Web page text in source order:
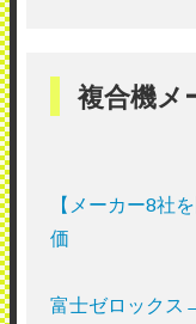
複合機メ
【メーカー8社
価
富士ゼロックス